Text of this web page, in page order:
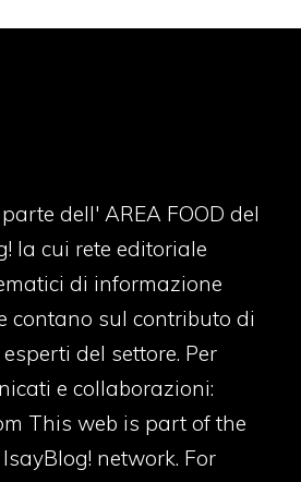
dell' AREA FOOD del
la cui rete editoriale
di informazione
contano sul contributo di
del settore. Per
e collaborazioni:
This web is part of the
network. For